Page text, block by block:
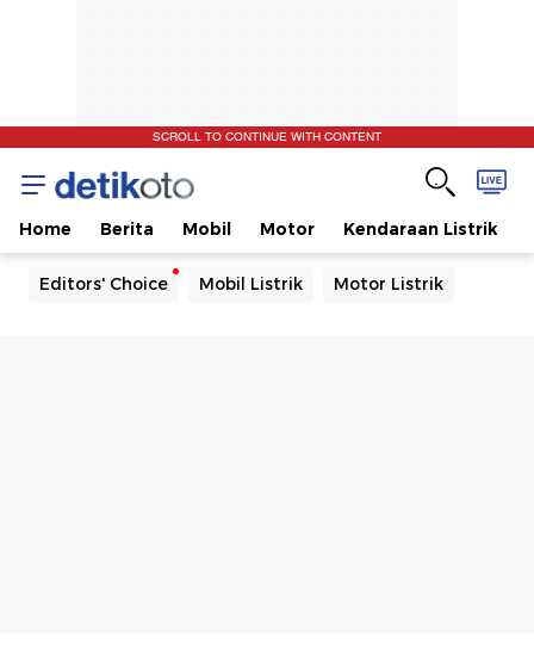
SCROLL TO CONTINUE WITH CONTENT
Home Berita Mobil Motor Kendaraan Listrik
Editors' Choice Mobil Listrik Motor Listrik